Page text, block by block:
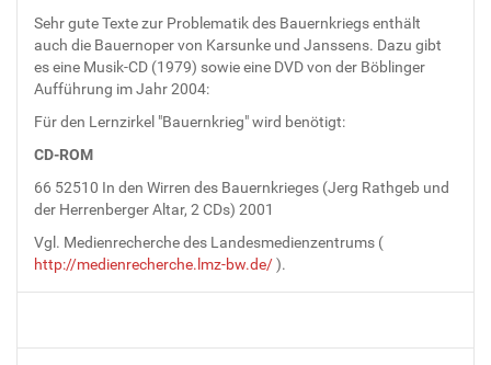
Sehr gute Texte zur Problematik des Bauernkriegs enthält
auch die Bauernoper von Karsunke und Janssens. Dazu gibt
es eine Musik-CD (1979) sowie eine DVD von der Böblinger
Aufführung im Jahr 2004:
Für den Lernzirkel "Bauernkrieg" wird benötigt:
CD-ROM
66 52510 In den Wirren des Bauernkrieges (Jerg Rathgeb und
der Herrenberger Altar, 2 CDs) 2001
Vgl. Medienrecherche des Landesmedienzentrums (
http://medienrecherche.lmz-bw.de/).